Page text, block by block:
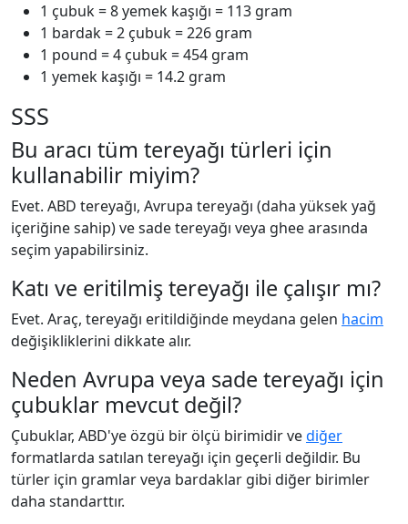
1 çubuk = 8 yemek kaşığı = 113 gram
1 bardak = 2 çubuk = 226 gram
1 pound = 4 çubuk = 454 gram
1 yemek kaşığı = 14.2 gram
SSS
Bu aracı tüm tereyağı türleri için
kullanabilir miyim?
Evet. ABD tereyağı, Avrupa tereyağı (daha yüksek yağ
içeriğine sahip) ve sade tereyağı veya ghee arasında
seçim yapabilirsiniz.
Katı ve eritilmiş tereyağı ile çalışır mı?
Evet. Araç, tereyağı eritildiğinde meydana gelen hacim
değişikliklerini dikkate alır.
Neden Avrupa veya sade tereyağı için
çubuklar mevcut değil?
Çubuklar, ABD'ye özgü bir ölçü birimidir vediğer
formatlarda satılan tereyağı için geçerli değildir. Bu
türler için gramlar veya bardaklar gibi diğer birimler
daha standarttır.